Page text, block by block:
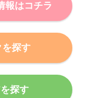
報はコチラ
を探す
探す